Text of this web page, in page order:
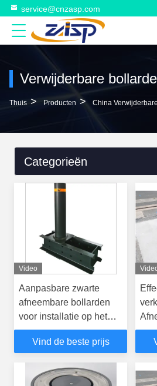
service@cnzasp.com
Verwijderbare
Thuis > Producten > China
Categorieën
Video
Aanpasbare zwarte
afneembare bollarden
voor installatie op het
oppervlak en veelzijdige
beveiligingsoplossingen
Vind de beste prijs